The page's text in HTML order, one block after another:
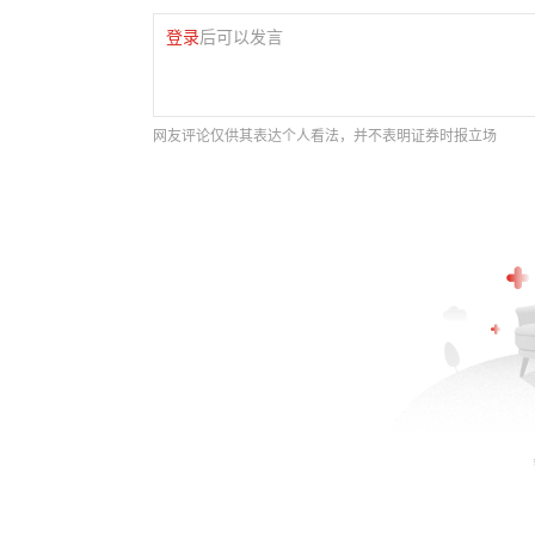
登录后可以发言
网友评论仅供其表达个人看法，并不表明证券时报立场